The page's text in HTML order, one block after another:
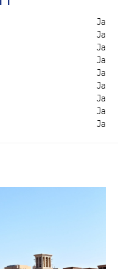
Ja
Ja
Ja
Ja
Ja
Ja
Ja
Ja
Ja